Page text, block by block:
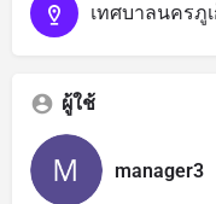
เทศบาลนครภู
ผู้ใช้
manager3